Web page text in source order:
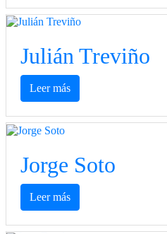
Julián Treviño
Leer más
Jorge Soto
Leer más